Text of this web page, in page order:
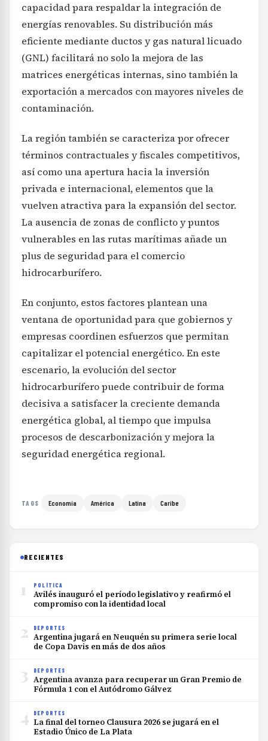
capacidad para respaldar la integración de
energías renovables. Su distribución más
eficiente mediante ductos y gas natural licuado
(GNL) facilitará no solo la mejora de las
matrices energéticas internas, sino también la
exportación a mercados con mayores niveles de
contaminación.
La región también se caracteriza por ofrecer
términos contractuales y fiscales competitivos,
así como una apertura hacia la inversión
privada e internacional, elementos que la
vuelven atractiva para la expansión del sector.
La ausencia de zonas de conflicto y puntos
vulnerables en las rutas marítimas añade un
plus de seguridad para el comercio
hidrocarburífero.
En conjunto, estos factores plantean una
ventana de oportunidad para que gobiernos y
empresas coordinen esfuerzos que permitan
capitalizar el potencial energético. En este
escenario, la evolución del sector
hidrocarburífero puede contribuir de forma
decisiva a satisfacer la creciente demanda
energética global, al tiempo que impulsa
procesos de descarbonización y mejora la
seguridad energética regional.
TAGS Economía América Latina Caribe
RECIENTES
1 POLÍTICA
Avilés inauguró el período legislativo y reafirmó el
compromiso con la identidad local
2 DEPORTES
Argentina jugará en Neuquén su primera serie local
de Copa Davis en más de dos años
3 DEPORTES
Argentina avanza para recuperar un Gran Premio de
Fórmula 1 con el Autódromo Gálvez
4 DEPORTES
La final del torneo Clausura 2026 se jugará en el
Estadio Único de La Plata